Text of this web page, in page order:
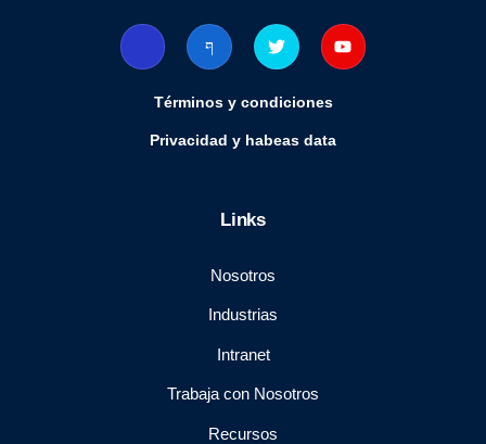
Términos y condiciones
Privacidad y habeas data
Links
Nosotros
Industrias
Intranet
Trabaja con Nosotros
Recursos